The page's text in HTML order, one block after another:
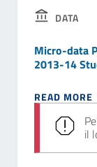
DATA
Micro-data
2013-14
READ MORE
il